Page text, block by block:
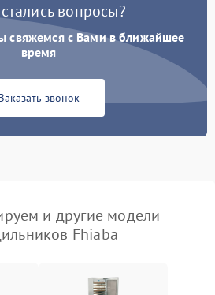
вопросы?
свяжемся с Вами в ближайшее
время
звонок
и другие модели
Fhiaba